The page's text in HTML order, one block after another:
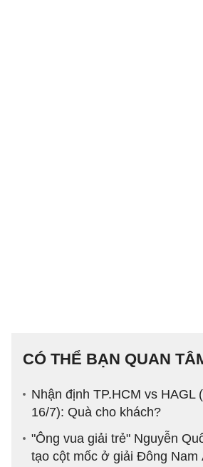
CÓ THỂ BẠN QUAN
Nhận định TP.HCM vs HAGL
16/7): Quà cho khách?
"Ông vua giải trẻ" Nguyễn
tạo cột mốc ở giải Đông Nam